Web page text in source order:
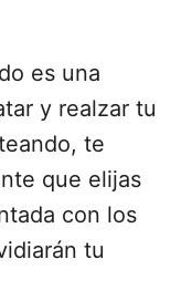
es una
y realzar tu
te
que elijas
con los
tu